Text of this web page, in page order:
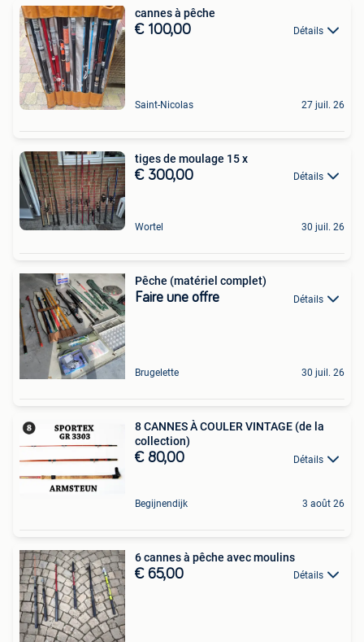
cannes à pêche
€ 100,00 Détails
Saint-Nicolas 27 juil. 26
tiges de moulage 15 x
€ 300,00 Détails
Wortel 30 juil. 26
Pêche (matériel complet)
Faire une offre Détails
Brugelette 30 juil. 26
8 CANNES À COULER VINTAGE (de la
collection)
€ 80,00 Détails
Begijnendijk 3 août 26
6 cannes à pêche avec moulins
€ 65,00 Détails